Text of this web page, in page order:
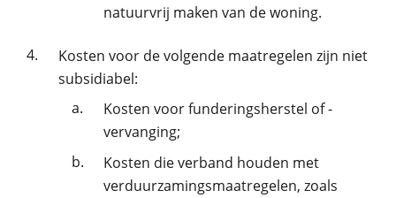
natuurvrij maken van de woning.
4.
Kosten voor de volgende maatregelen zijn niet
subsidiabel:
a.
Kosten voor funderingsherstel of -
vervanging;
b.
Kosten die verband houden met
verduurzamingsmaatregelen, zoals